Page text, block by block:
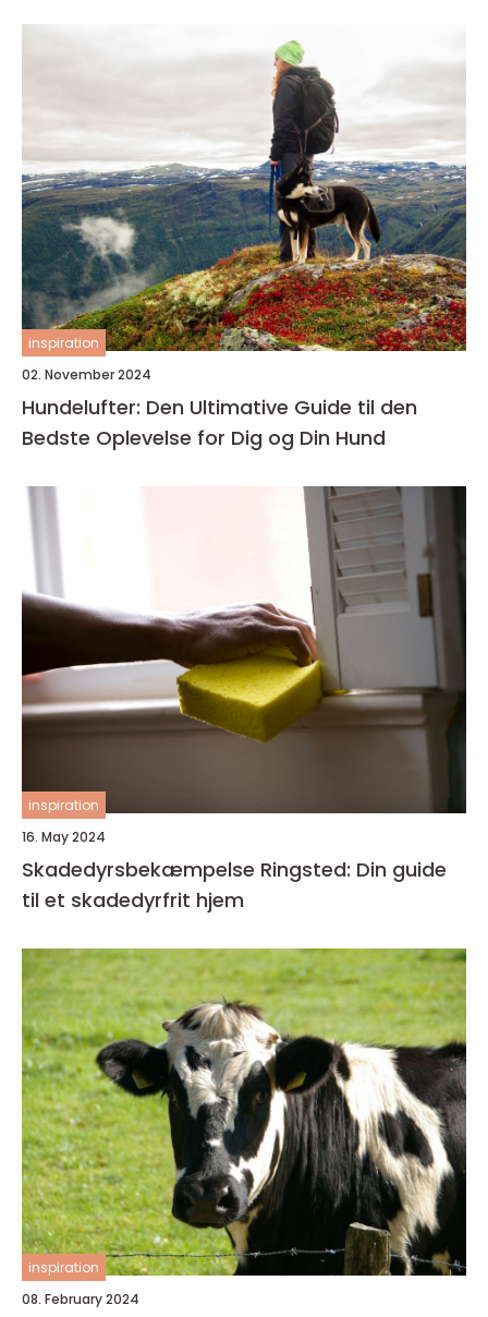
inspiration
02. November 2024
Hundelufter: Den Ultimative Guide til den
Bedste Oplevelse for Dig og Din Hund
inspiration
16. May 2024
Skadedyrsbekæmpelse Ringsted: Din guide
til et skadedyrfrit hjem
inspiration
08. February 2024